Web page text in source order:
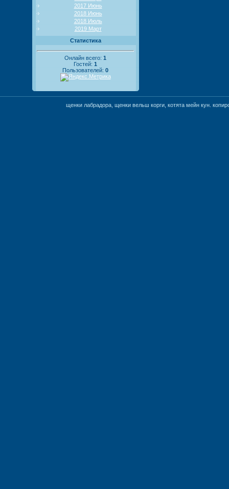
2017 Июнь
2018 Июнь
2018 Июль
2019 Март
Статистика
Онлайн всего: 1
Гостей: 1
Пользователей: 0
щенки лабрадора, щенки вельш корги, котята мейн кун.